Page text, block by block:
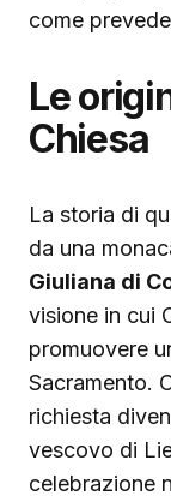
come
Le
Chiesa
La storia di
da una
Giuliana di
visione in cui
promuovere
Sacramento.
richiesta
vescovo di
celebrazione